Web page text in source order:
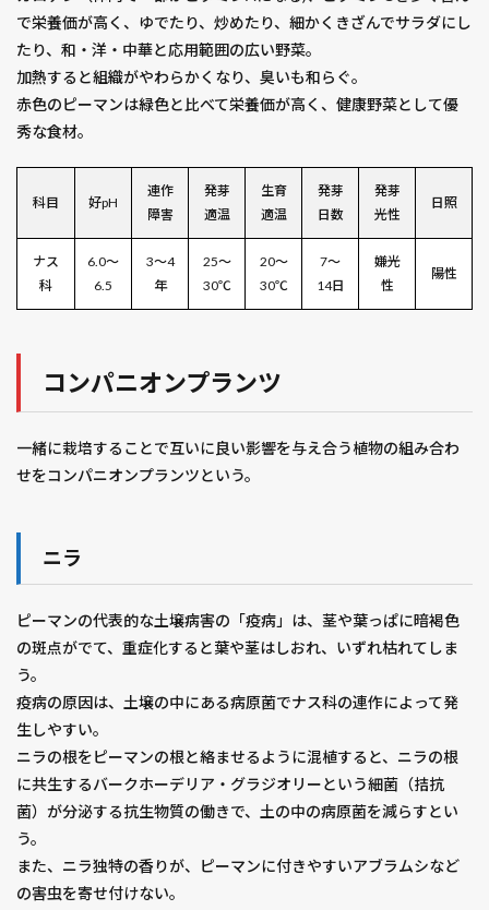
で栄養価が高く、ゆでたり、炒めたり、細かくきざんでサラダにし
たり、和・洋・中華と応用範囲の広い野菜。
加熱すると組織がやわらかくなり、臭いも和らぐ。
赤色のピーマンは緑色と比べて栄養価が高く、健康野菜として優
秀な食材。
科目 好pH
連作
障害
発芽
適温
生育
適温
発芽
日数
発芽
光性
日照
ナス
科
6.0〜
6.5
3～4
年
25〜
30℃
20～
30℃
7～
14日
嫌光
性
陽性
コンパニオンプランツ
一緒に栽培することで互いに良い影響を与え合う植物の組み合わ
せをコンパニオンプランツという。
ニラ
ピーマンの代表的な土壌病害の「疫病」は、茎や葉っぱに暗褐色
の斑点がでて、重症化すると葉や茎はしおれ、いずれ枯れてしま
う。
疫病の原因は、土壌の中にある病原菌でナス科の連作によって発
生しやすい。
ニラの根をピーマンの根と絡ませるように混植すると、ニラの根
に共生するバークホーデリア・グラジオリーという細菌（拮抗
菌）が分泌する抗生物質の働きで、土の中の病原菌を減らすとい
う。
また、ニラ独特の香りが、ピーマンに付きやすいアブラムシなど
の害虫を寄せ付けない。